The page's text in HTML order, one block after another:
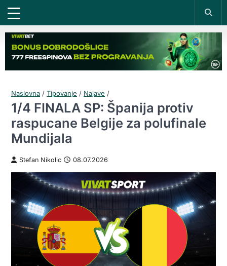
Naslovna / Tipovanje / Najave /
1/4 FINALA SP: Španija protiv
raspucane Belgije za polufinale
Mundijala
Stefan Nikolic 08.07.2026